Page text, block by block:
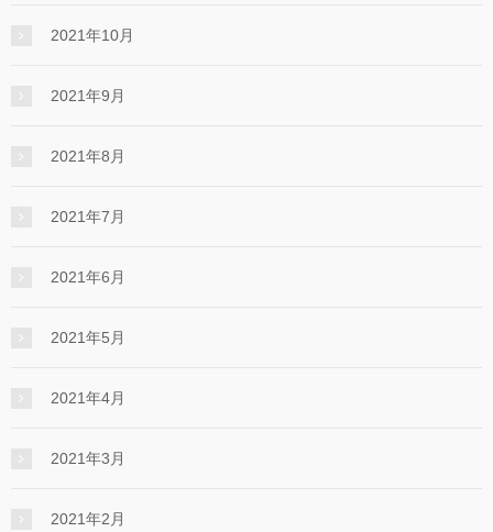
2021年10月
2021年9月
2021年8月
2021年7月
2021年6月
2021年5月
2021年4月
2021年3月
2021年2月